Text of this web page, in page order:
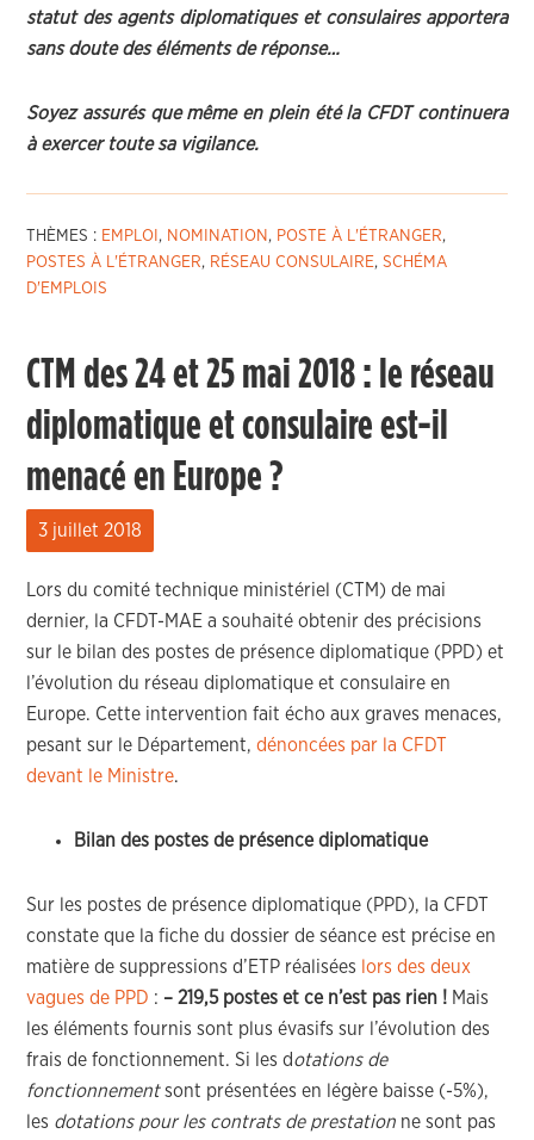
statut des agents diplomatiques et consulaires apportera
sans doute des éléments de réponse…
Soyez assurés que même en plein été la CFDT continuera
à exercer toute sa vigilance.
THÈMES : EMPLOI , NOMINATION , POSTE À L'ÉTRANGER,
POSTES À L'ÉTRANGER, RÉSEAU CONSULAIRE,SCHÉMA
D'EMPLOIS
CTM des 24 et 25 mai 2018 : le réseau
diplomatique et consulaire est-il
menacé en Europe ?
3 juillet 2018
Lors du comité technique ministériel (CTM) de mai
dernier, la CFDT-MAE a souhaité obtenir des précisions
sur le bilan des postes de présence diplomatique (PPD) et
l’évolution du réseau diplomatique et consulaire en
Europe. Cette intervention fait écho aux graves menaces,
pesant sur le Département,dénoncées par la CFDT
devant le Ministre.
Bilan des postes de présence diplomatique
Sur les postes de présence diplomatique (PPD), la CFDT
constate que la fiche du dossier de séance est précise en
matière de suppressions d’ETP réalisées lors des deux
vagues de PPD : – 219,5 postes et ce n’est pas rien ! Mais
les éléments fournis sont plus évasifs sur l’évolution des
frais de fonctionnement. Si les dotations de
fonctionnementsont présentées en légère baisse (-5%),
les dotations pour les contrats de prestation ne sont pas